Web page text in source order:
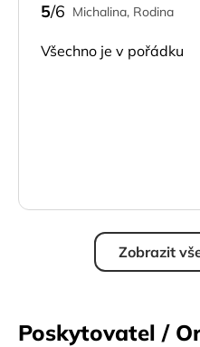
5/6 Michalina, Rodina
Všechno je v pořádku
Zobrazit
Poskytovatel /